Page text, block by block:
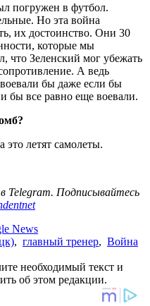
погружен в футбол.
Но эта война
их достоинство. Они 30
которые мы
что Зеленский мог убежать
А ведь
бы даже если бы
бы все равно еще воевали.
летят самолеты.
в Telegram. Подписывайтесь
News
, главный тренер, Война
необходимый текст и
об этом редакции.